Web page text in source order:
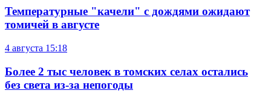
Температурные "качели" с дождями ожидают
томичей в августе
4 августа 15:18
Более 2 тыс человек в томских селах остались
без света из-за непогоды